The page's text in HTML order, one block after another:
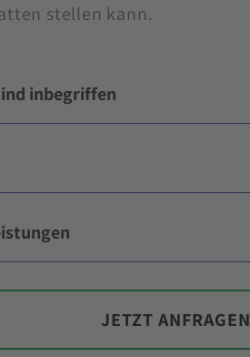
stellen kann.
inbegriffen
JETZT ANFRAGEN